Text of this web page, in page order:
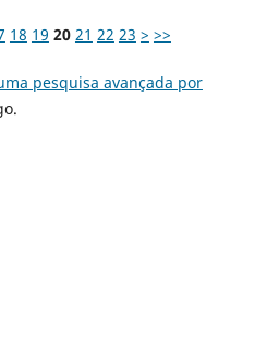
18 19 20 21 22 23 > >>
pesquisa avançada por